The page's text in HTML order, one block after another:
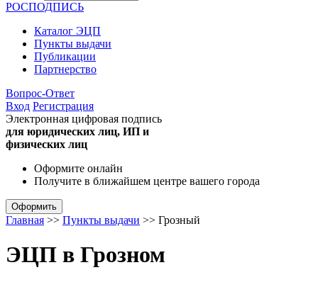
РОСПОДПИСЬ
Каталог ЭЦП
Пункты выдачи
Публикации
Партнерство
Вопрос-Ответ
Вход Регистрация
Электронная цифровая подпись
для юридических лиц, ИП и
физических лиц
Оформите онлайн
Получите в ближайшем центре вашего города
Оформить
Главная >> Пункты выдачи >> Грозный
ЭЦП в Грозном